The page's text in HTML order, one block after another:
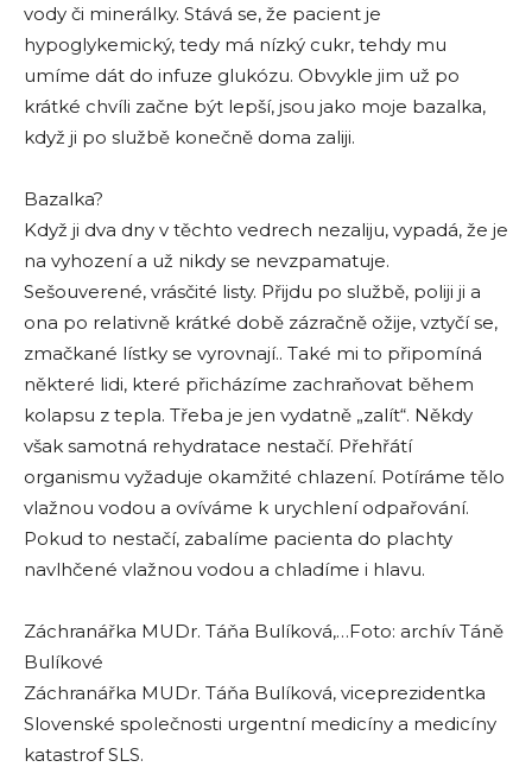
vody či minerálky. Stává se, že pacient je
hypoglykemický, tedy má nízký cukr, tehdy mu
umíme dát do infuze glukózu. Obvykle jim už po
krátké chvíli začne být lepší, jsou jako moje bazalka,
když ji po službě konečně doma zaliji.
Bazalka?
Když ji dva dny v těchto vedrech nezaliju, vypadá, že je
na vyhození a už nikdy se nevzpamatuje.
Sešouverené, vrásčité listy. Přijdu po službě, poliji ji a
ona po relativně krátké době zázračně ožije, vztyčí se,
zmačkané lístky se vyrovnají.. Také mi to připomíná
některé lidi, které přicházíme zachraňovat během
kolapsu z tepla. Třeba je jen vydatně „zalít“. Někdy
však samotná rehydratace nestačí. Přehřátí
organismu vyžaduje okamžité chlazení. Potíráme tělo
vlažnou vodou a ovíváme k urychlení odpařování.
Pokud to nestačí, zabalíme pacienta do plachty
navlhčené vlažnou vodou a chladíme i hlavu.
Záchranářka MUDr. Táňa Bulíková,…Foto: archív Táně
Bulíkové
Záchranářka MUDr. Táňa Bulíková, viceprezidentka
Slovenské společnosti urgentní medicíny a medicíny
katastrof SLS.